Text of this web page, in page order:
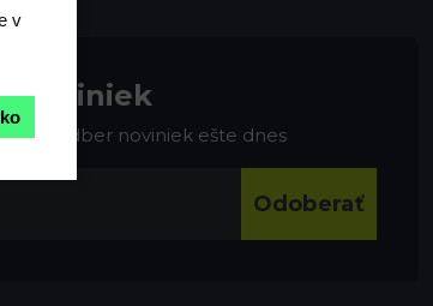
noviniek
na odber noviniek ešte dnes
Odoberať
v